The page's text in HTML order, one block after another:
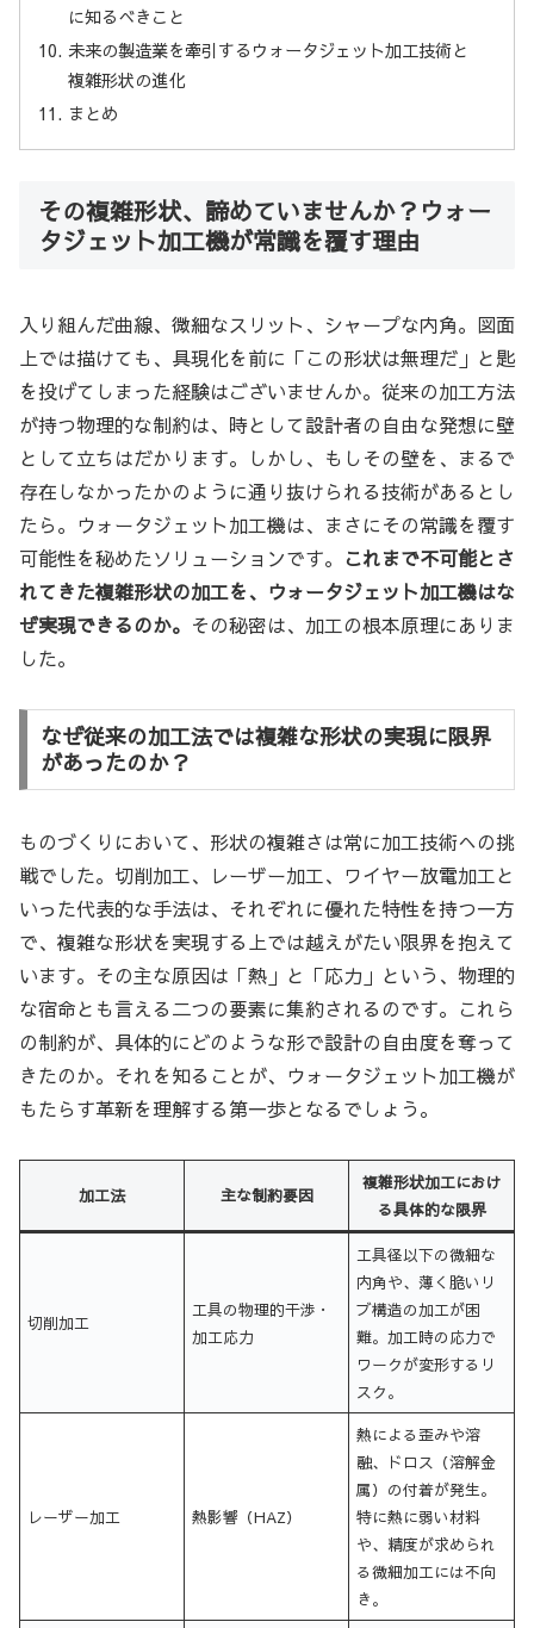
に知るべきこと
未来の製造業を牽引するウォータジェット加工技術と
複雑形状の進化
まとめ
その複雑形状、諦めていませんか？ウォー
タジェット加工機が常識を覆す理由
入り組んだ曲線、微細なスリット、シャープな内角。図面
上では描けても、具現化を前に「この形状は無理だ」と匙
を投げてしまった経験はございませんか。従来の加工方法
が持つ物理的な制約は、時として設計者の自由な発想に壁
として立ちはだかります。しかし、もしその壁を、まるで
存在しなかったかのように通り抜けられる技術があるとし
たら。ウォータジェット加工機は、まさにその常識を覆す
可能性を秘めたソリューションです。 これまで不可能とさ
れてきた複雑形状の加工を、ウォータジェット加工機はな
ぜ実現できるのか。 その秘密は、加工の根本原理にありま
した。
なぜ従来の加工法では複雑な形状の実現に限界
があったのか？
ものづくりにおいて、形状の複雑さは常に加工技術への挑
戦でした。切削加工、レーザー加工、ワイヤー放電加工と
いった代表的な手法は、それぞれに優れた特性を持つ一方
で、複雑な形状を実現する上では越えがたい限界を抱えて
います。その主な原因は「熱」と「応力」という、物理的
な宿命とも言える二つの要素に集約されるのです。これら
の制約が、具体的にどのような形で設計の自由度を奪って
きたのか。それを知ることが、ウォータジェット加工機が
もたらす革新を理解する第一歩となるでしょう。
加工法 主な制約要因
複雑形状加工におけ
る具体的な限界
切削加工
工具の物理的干渉・
加工応力
工具径以下の微細な
内角や、薄く脆いリ
ブ構造の加工が困
難。加工時の応力で
ワークが変形するリ
スク。
レーザー加工 熱影響（HAZ）
熱による歪みや溶
融、ドロス（溶解金
属）の付着が発生。
特に熱に弱い材料
や、精度が求められ
る微細加工には不向
き。